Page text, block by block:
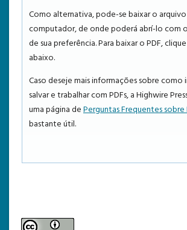
ESTATÍSTICAS
TEMPLATE DE SUBMISSÃO
Como alternativa, pode-se baixar o arquivo
computador, de onde poderá abrí-lo com
de sua preferência. Para baixar o PDF,
abaixo.
Caso deseje mais informações sobre como
salvar e trabalhar com PDFs, a Highwire
uma página dePerguntas Frequentes sobre
bastante útil.